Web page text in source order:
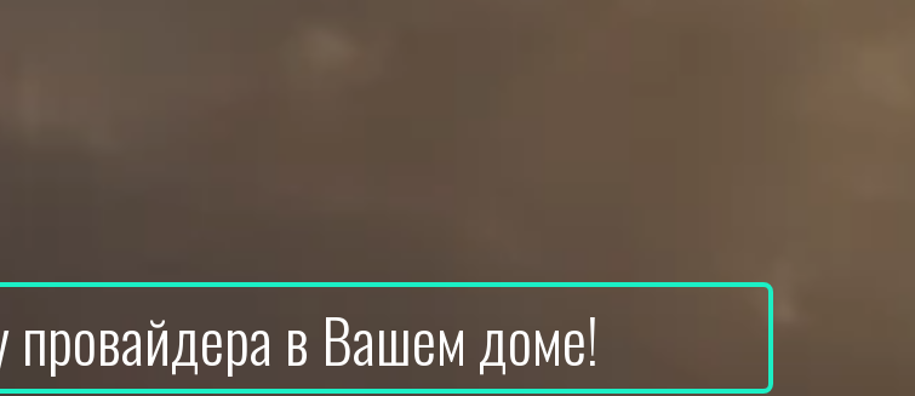
провайдера в Вашем доме!